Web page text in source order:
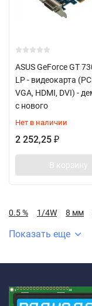
ASUS GeForce GT
LP - видеокарта
VGA, HDMI, DVI) -
с нового
Нет в наличии
2 252,25 ₽
В корзину
0.5 % 1/4W 8 мм
Показать еще